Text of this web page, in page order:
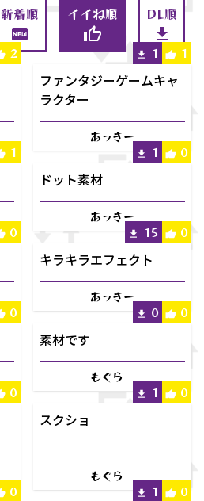
新着順 イイね順 DL順
2 1 1
ファンタジーゲームキャ
ラクター
あっきー
1 1 0
ドット素材
あっきー
0 15 0
キラキラエフェクト
あっきー
0 0 0
素材です
もぐら
0 1 0
スクショ
もぐら
0 1 0